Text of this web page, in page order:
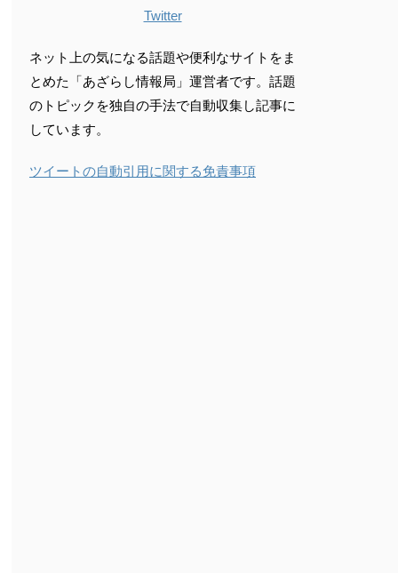
Twitter
ネット上の気になる話題や便利なサイトをま
とめた「あざらし情報局」運営者です。話題
のトピックを独自の手法で自動収集し記事に
しています。
ツイートの自動引用に関する免責事項